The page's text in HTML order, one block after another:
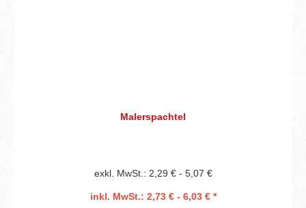
Malerspachtel
exkl. MwSt.: 2,29 € - 5,07 €
inkl. MwSt.: 2,73 € - 6,03 € *